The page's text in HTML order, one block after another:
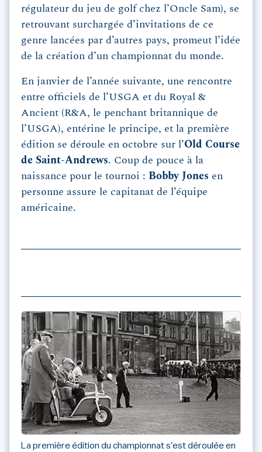
régulateur du jeu de golf chez l’Oncle Sam), se
retrouvant surchargée d’invitations de ce
genre lancées par d’autres pays, promeut l’idée
de la création d’un championnat du monde.
En janvier de l’année suivante, une rencontre
entre officiels de l’USGA et du Royal &
Ancient (R&A, le penchant britannique de
l’USGA), entérine le principe, et la première
édition se déroule en octobre sur l’Old Course
de Saint-Andrews. Coup de pouce à la
naissance pour le tournoi : Bobby Jones en
personne assure le capitanat de l’équipe
américaine.
La première édition du championnat s'est déroulée en